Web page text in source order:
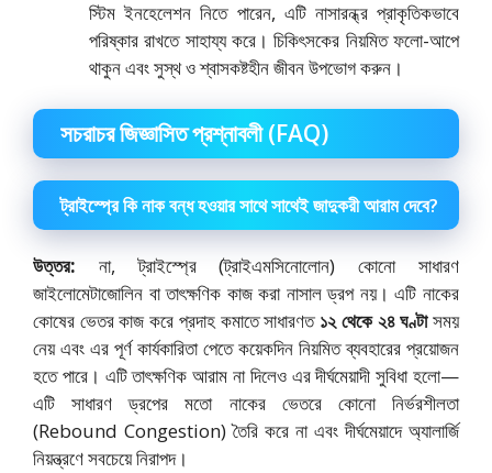
স্টিম ইনহেলেশন নিতে পারেন, এটি নাসারন্ধ্র প্রাকৃতিকভাবে
পরিষ্কার রাখতে সাহায্য করে। চিকিৎসকের নিয়মিত ফলো-আপে
থাকুন এবং সুস্থ ও শ্বাসকষ্টহীন জীবন উপভোগ করুন।
সচরাচর জিজ্ঞাসিত প্রশ্নাবলী (FAQ)
ট্রাইস্প্রে কি নাক বন্ধ হওয়ার সাথে সাথেই জাদুকরী আরাম দেবে?
উত্তর: না, ট্রাইস্প্রে (ট্রাইএমসিনোলোন) কোনো সাধারণ
জাইলোমেটাজোলিন বা তাৎক্ষণিক কাজ করা নাসাল ড্রপ নয়। এটি নাকের
কোষের ভেতর কাজ করে প্রদাহ কমাতে সাধারণত ১২ থেকে ২৪ ঘণ্টাসময়
নেয় এবং এর পূর্ণ কার্যকারিতা পেতে কয়েকদিন নিয়মিত ব্যবহারের প্রয়োজন
হতে পারে। এটি তাৎক্ষণিক আরাম না দিলেও এর দীর্ঘমেয়াদী সুবিধা হলো—
এটি সাধারণ ড্রপের মতো নাকের ভেতরে কোনো নির্ভরশীলতা
(Rebound Congestion) তৈরি করে না এবং দীর্ঘমেয়াদে অ্যালার্জি
নিয়ন্ত্রণে সবচেয়ে নিরাপদ।